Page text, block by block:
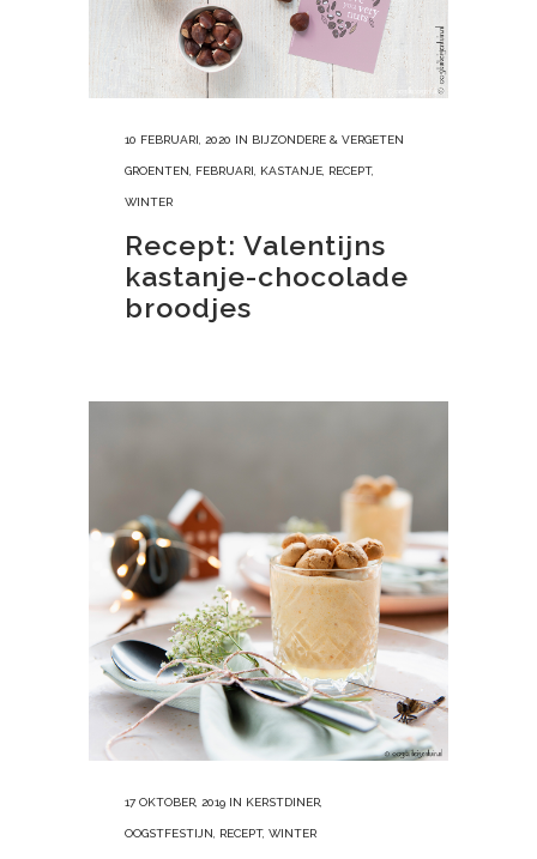
10 FEBRUARI, 2020 IN BIJZONDERE & VERGETEN
GROENTEN FEBRUARI KASTANJE RECEPT,
WINTER
Recept: Valentijns
kastanje-chocolade
broodjes
17 OKTOBER, 2019 IN KERSTDINER
OOGSTFESTIJN RECEPT, WINTER